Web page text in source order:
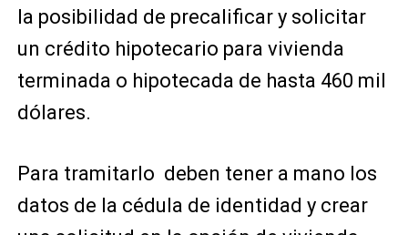
la posibilidad de precalificar y solicitar
un crédito hipotecario para vivienda
terminada o hipotecada de hasta 460 mil
dólares.
Para tramitarlo deben tener a mano los
datos de la cédula de identidad y crear